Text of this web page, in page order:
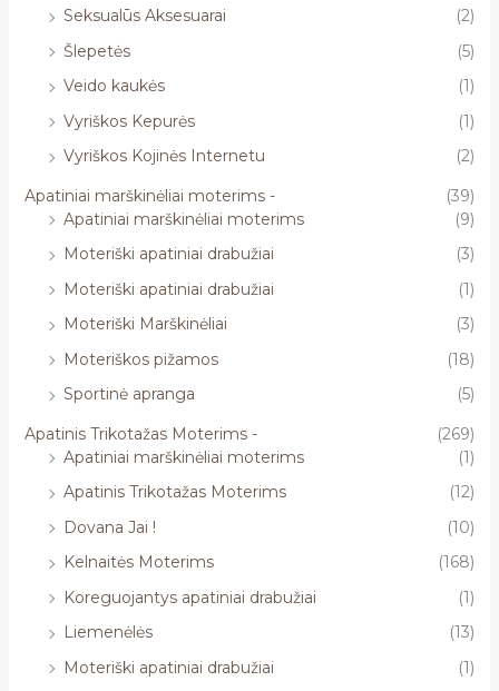
Seksualūs Aksesuarai
(2)
Šlepetės
(5)
Veido kaukės
(1)
Vyriškos Kepurės
(1)
Vyriškos Kojinės Internetu
(2)
Apatiniai marškinėliai moterims -
(39)
Apatiniai marškinėliai moterims
(9)
Moteriški apatiniai drabužiai
(3)
Moteriški apatiniai drabužiai
(1)
Moteriški Marškinėliai
(3)
Moteriškos pižamos
(18)
Sportinė apranga
(5)
Apatinis Trikotažas Moterims -
(269)
Apatiniai marškinėliai moterims
(1)
Apatinis Trikotažas Moterims
(12)
Dovana Jai !
(10)
Kelnaitės Moterims
(168)
Koreguojantys apatiniai drabužiai
(1)
Liemenėlės
(13)
Moteriški apatiniai drabužiai
(1)